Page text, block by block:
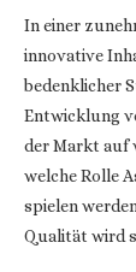
In einer
innovative
bedenklicher
Entwicklung
der Markt auf
welche Rolle
spielen
Qualität wird